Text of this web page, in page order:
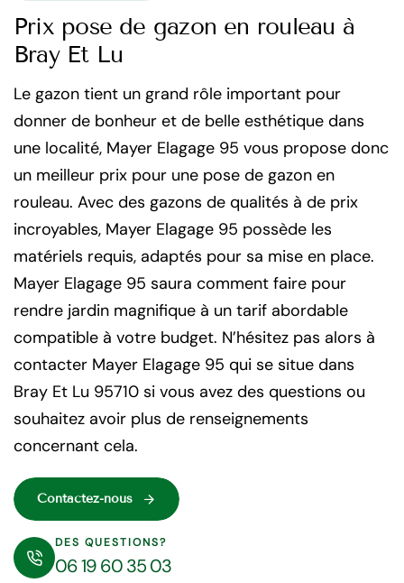
Prix pose de gazon en rouleau à
Bray Et Lu
Le gazon tient un grand rôle important pour
donner de bonheur et de belle esthétique dans
une localité, Mayer Elagage 95 vous propose donc
un meilleur prix pour une pose de gazon en
rouleau. Avec des gazons de qualités à de prix
incroyables, Mayer Elagage 95 possède les
matériels requis, adaptés pour sa mise en place.
Mayer Elagage 95 saura comment faire pour
rendre jardin magnifique à un tarif abordable
compatible à votre budget. N’hésitez pas alors à
contacter Mayer Elagage 95 qui se situe dans
Bray Et Lu 95710 si vous avez des questions ou
souhaitez avoir plus de renseignements
concernant cela.
Contactez-nous
DES QUESTIONS?
06 19 60 35 03